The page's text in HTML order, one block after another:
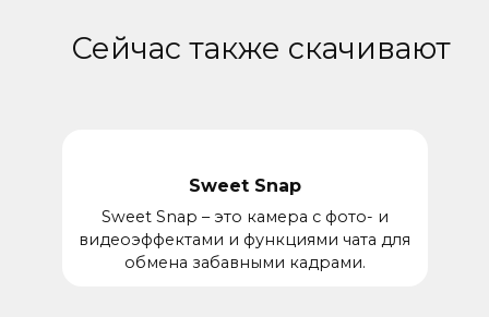
Сейчас также скачивают
Sweet Snap
Sweet Snap – это камера с фото- и
видеоэффектами и функциями чата для
обмена забавными кадрами.